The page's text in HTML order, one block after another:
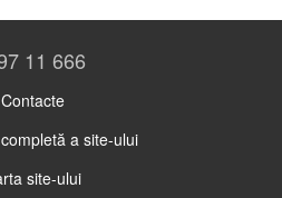
11 666
Contacte
a site-ului
site-ului